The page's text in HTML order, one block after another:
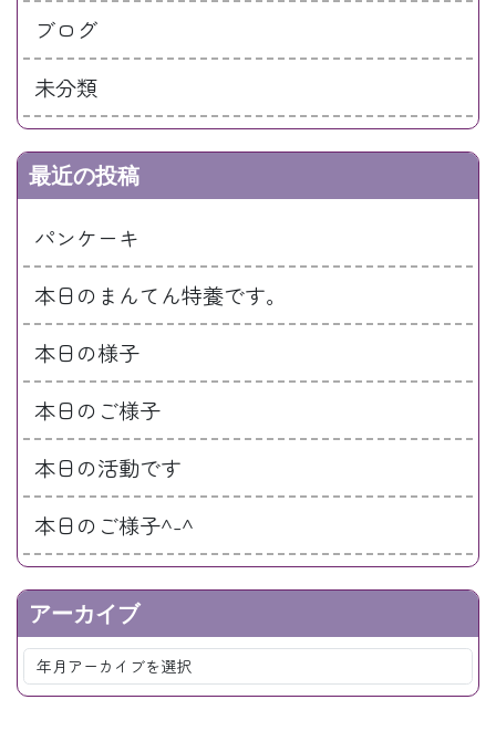
ブログ
未分類
最近の投稿
パンケーキ
本日のまんてん特養です。
本日の様子
本日のご様子
本日の活動です
本日のご様子^-^
アーカイブ